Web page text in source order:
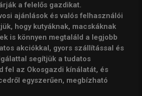
a felelős gazdikat.
ajánlások és valós felhasználói
hogy kutyáknak, macskáknak
is könnyen megtaláld a legjobb
akciókkal, gyors szállítással és
segítjük a tudatos
fel az Okosgazdi kínálatát, és
egyszerűen, megbízható